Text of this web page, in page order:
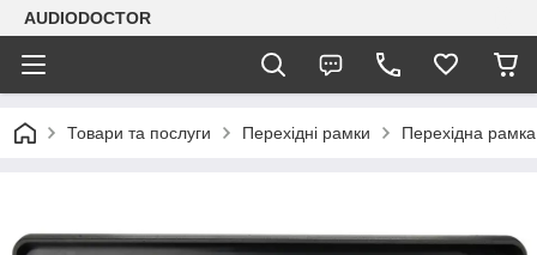
AUDIODOCTOR
Товари та послуги Перехідні рамки Перехідна